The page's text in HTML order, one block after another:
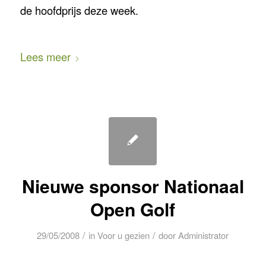
de hoofdprijs deze week.
Lees meer
Nieuwe sponsor Nationaal
Open Golf
29/05/2008 / inVoor u gezien / door Administrator